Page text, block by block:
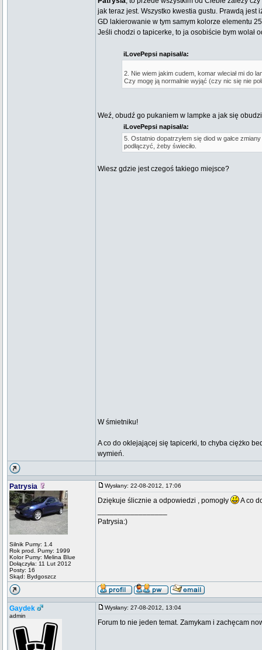
jak teraz jest. Wszystko kwestia gustu. Prawdą
GD lakierowanie w tym samym kolorze elementu
Jeśli chodzi o tapicerke, to ja osobiście bym wolał
iLovePepsi napisał/a:
2. Nie wiem jakim cudem, komar wleciał mi do
Czy mogę ją normalnie wyjąć (czy nic się nie
Weź, obudź go pukaniem w lampke a jak się
iLovePepsi napisał/a:
5. Ostatnio dopatrzyłem się diod w gałce
podłączyć, żeby świeciło.
Wiesz gdzie jest czegoś takiego miejsce?
W śmietniku!
A co do oklejającej się tapicerki, to chyba ciężko
wymień.
Patrysia
Silnik Pumy: 1.4
Rok prod. Pumy: 1999
Kolor Pumy: Melina Blue
Dołączyła: 11 Lut 2012
Posty: 16
Skąd: Bydgoszcz
Wysłany: 22-08-2012, 17:06
Dziękuje ślicznie a odpowiedzi , pomogły
A co
Patrysia:)
Gaydek
admin
Wysłany: 27-08-2012, 13:04
Forum to nie jeden temat. Zamykam i zachęcam